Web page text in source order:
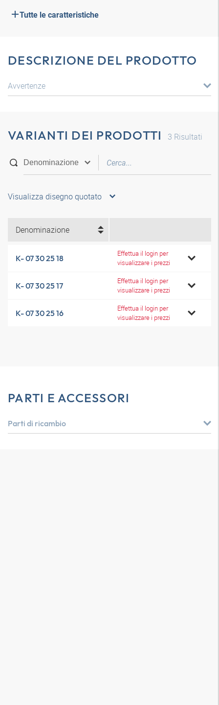
Tutte le caratteristiche
DESCRIZIONE DEL PRODOTTO
Avvertenze
VARIANTI DEI PRODOTTI 3 Risultati
Visualizza disegno quotato
Denominazione
K- 07 30 25 18
Effettua il login per
visualizzare i prezzi
K- 07 30 25 17
Effettua il login per
visualizzare i prezzi
K- 07 30 25 16
Effettua il login per
visualizzare i prezzi
PARTI E ACCESSORI
Parti di ricambio